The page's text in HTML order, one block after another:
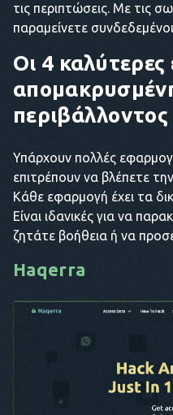
τις περιπτώσεις. Με τις
παραμείνετε
Οι 4
Υπάρχουν πολλές
επιτρέπουν να βλέπετε
Κάθε εφαρμογή έχει τα
Είναι ιδανικές για να
ζητάτε βοήθεια ή να
Haqerra